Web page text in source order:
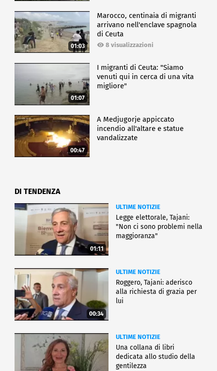
01:03
Marocco, centinaia di migranti
arrivano nell'enclave spagnola
di Ceuta
8 visualizzazioni
01:07
I migranti di Ceuta: "Siamo
venuti qui in cerca di una vita
migliore"
00:47
A Medjugorje appiccato
incendio all'altare e statue
vandalizzate
DI TENDENZA
01:11
ULTIME NOTIZIE
Legge elettorale, Tajani:
"Non ci sono problemi nella
maggioranza"
00:34
ULTIME NOTIZIE
Roggero, Tajani: aderisco
alla richiesta di grazia per
lui
ULTIME NOTIZIE
Una collana di libri
dedicata allo studio della
gentilezza